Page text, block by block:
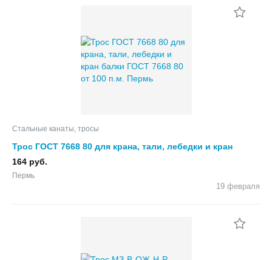
Стальные канаты, тросы
Трос ГОСТ 7668 80 для крана, тали, лебедки и кран
балки ГОСТ 7668 80 от 100 п.м.
164 руб.
Пермь
19 февраля